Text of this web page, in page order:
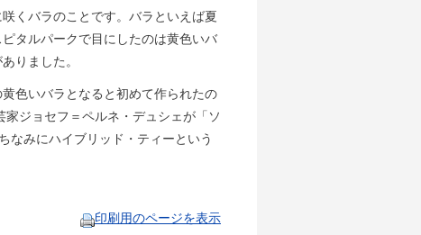
くバラのことです。バラといえば夏
タルパークで目にしたのは黄色いバ
りました。
色いバラとなると初めて作られたの
ジョセフ＝ペルネ・デュシェが「ソ
なみにハイブリッド・ティーという
印刷用のページを表示